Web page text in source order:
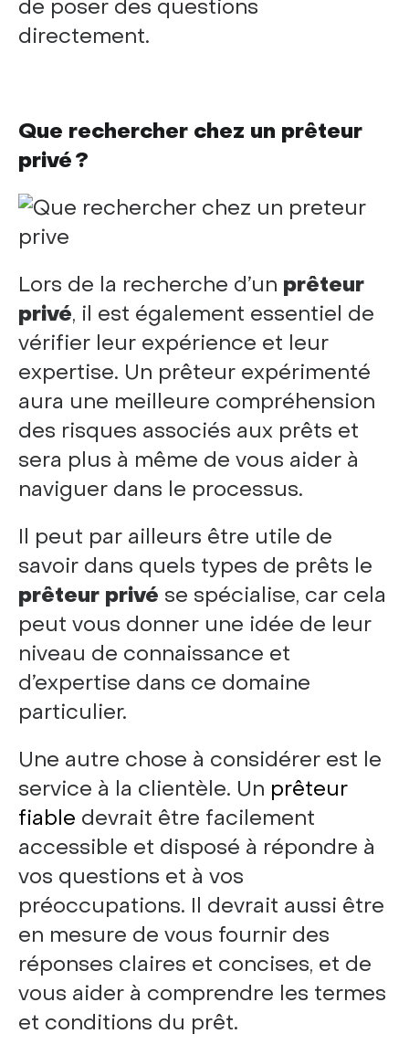
de poser des questions
directement.
Que rechercher chez un prêteur
privé ?
Lors de la recherche d’un prêteur
privé, il est également essentiel de
vérifier leur expérience et leur
expertise. Un prêteur expérimenté
aura une meilleure compréhension
des risques associés aux prêts et
sera plus à même de vous aider à
naviguer dans le processus.
Il peut par ailleurs être utile de
savoir dans quels types de prêts le
prêteur privé se spécialise, car cela
peut vous donner une idée de leur
niveau de connaissance et
d’expertise dans ce domaine
particulier.
Une autre chose à considérer est le
service à la clientèle. Un prêteur
fiable devrait être facilement
accessible et disposé à répondre à
vos questions et à vos
préoccupations. Il devrait aussi être
en mesure de vous fournir des
réponses claires et concises, et de
vous aider à comprendre les termes
et conditions du prêt.